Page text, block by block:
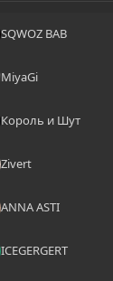
SQWOZ BAB
MiyaGi
Король и Шут
Zivert
ANNA ASTI
ICEGERGERT